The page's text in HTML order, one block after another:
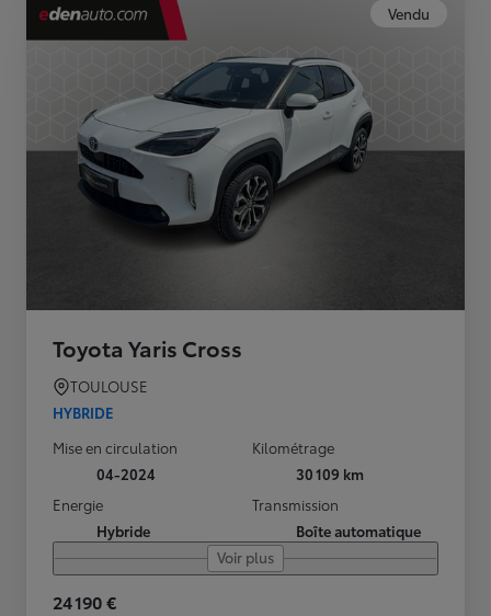
Vendu
Toyota Yaris Cross
TOULOUSE
HYBRIDE
Mise en circulation
04-2024
Kilométrage
30 109 km
Energie
Hybride
Transmission
Boîte automatique
Voir plus
24 190 €